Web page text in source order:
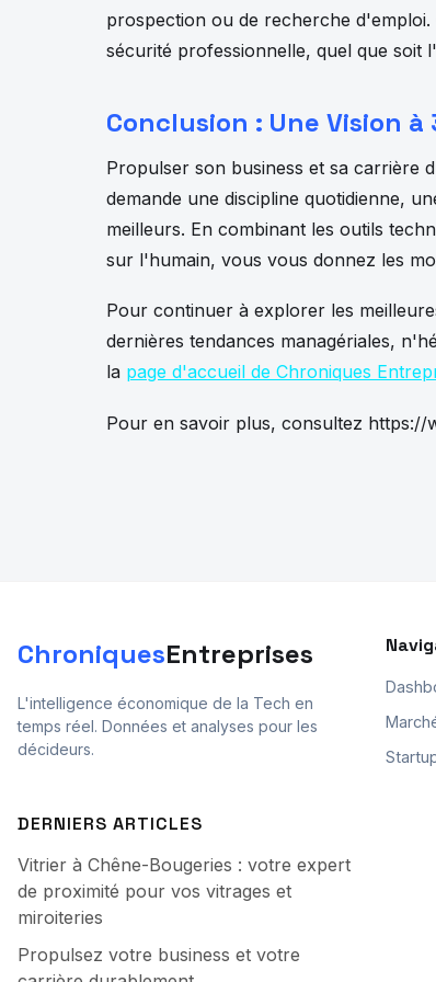
prospection ou de recherche
sécurité professionnelle, quel que soit
Conclusion : Une Vision à
Propulser son business et sa carrière
demande une discipline quotidienne,
meilleurs. En combinant les outils
sur l'humain, vous vous donnez les
Pour continuer à explorer les
dernières tendances managériales,
la page d'accueil de Chroniques
Pour en savoir plus, consultez https://
ChroniquesEntreprises
L'intelligence économique de la Tech en
temps réel. Données et analyses pour les
décideurs.
DERNIERS ARTICLES
Vitrier à Chêne-Bougeries : votre expert
de proximité pour vos vitrages et
miroiteries
Propulsez votre business et votre